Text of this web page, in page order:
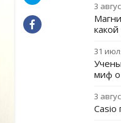
3
31
миф
3
Casio